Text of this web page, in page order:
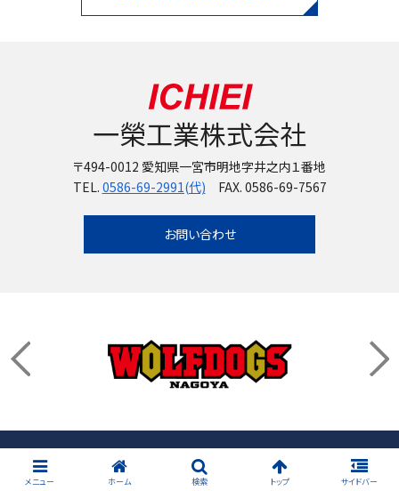
一榮工業株式会社
〒494-0012 愛知県一宮市明地字井之内１番地
TEL. 0586-69-2991(代) FAX. 0586-69-7567
お問い合わせ
Copyright© ICHIEI KOGYO All Rights Reserved.
メニュー ホーム 検索 トップ サイドバー